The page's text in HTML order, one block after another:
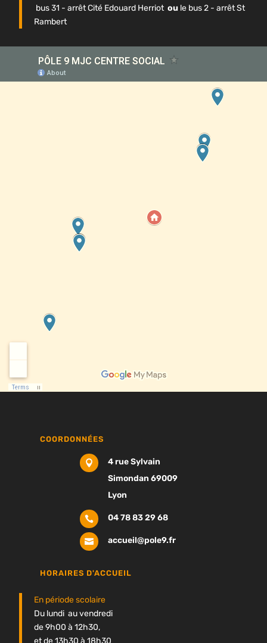
bus 31 - arrêt Cité Edouard Herriot ou le bus 2 - arrêt St
Rambert
COORDONNÉES

4 rue Sylvain
Simondan 69009
Lyon
 04 78 83 29 68
 accueil@pole9.fr
HORAIRES D'ACCUEIL
En période scolaire
Du lundi au vendredi
de 9h00 à 12h30,
et de 13h30 à 18h30